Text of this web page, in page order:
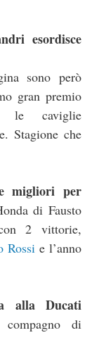
esordisce
sono però
gran premio
le caviglie
Stagione che
migliori per
di Fausto
2 vittorie,
Rossi e l’anno
alla Ducati
di